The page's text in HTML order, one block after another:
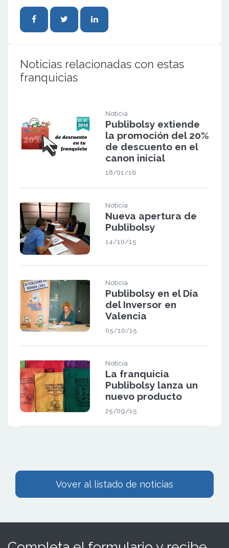
Noticias relacionadas con estas
franquicias
Noticia
Publibolsy extiende
la promoción del 20%
de descuento en el
canon inicial
18/01/16
Noticia
Nueva apertura de
Publibolsy
14/10/15
Noticia
Publibolsy en el Día
del Inversor en
Valencia
05/10/15
Noticia
La franquicia
Publibolsy lanza un
nuevo producto
25/09/15
Vover al listado de noticias